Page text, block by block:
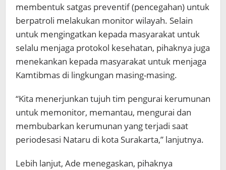
membentuk satgas preventif (pencegahan) untuk
berpatroli melakukan monitor wilayah. Selain
untuk mengingatkan kepada masyarakat untuk
selalu menjaga protokol kesehatan, pihaknya juga
menekankan kepada masyarakat untuk menjaga
Kamtibmas di lingkungan masing-masing.
“Kita menerjunkan tujuh tim pengurai kerumunan
untuk memonitor, memantau, mengurai dan
membubarkan kerumunan yang terjadi saat
periodesasi Nataru di kota Surakarta,” lanjutnya.
Lebih lanjut, Ade menegaskan, pihaknya